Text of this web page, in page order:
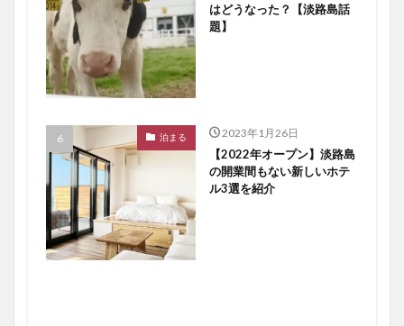
はどうなった？【淡路島話
題】
泊まる 2023年1月26日
【2022年オープン】淡路島
の開業間もない新しいホテ
ル3選を紹介